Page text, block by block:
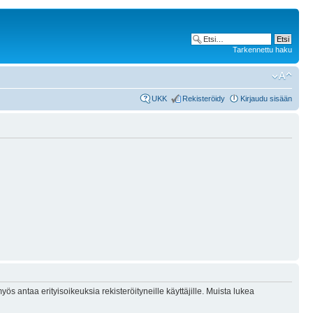
Tarkennettu haku
UKK Rekisteröidy Kirjaudu sisään
antaa erityisoikeuksia rekisteröityneille käyttäjille. Muista lukea